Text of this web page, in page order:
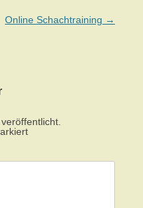
Online Schachtraining →